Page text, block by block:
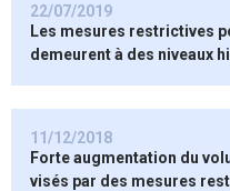
22/07/2019
Les mesures restrictives
demeurent à des niveaux
11/12/2018
Forte augmentation du
visés par des mesures